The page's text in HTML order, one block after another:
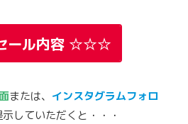
ル内容 ☆☆☆
または、 インスタグラムフォロ
していただくと・・・